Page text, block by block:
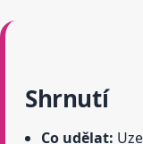
Shrnutí
Co udělat: